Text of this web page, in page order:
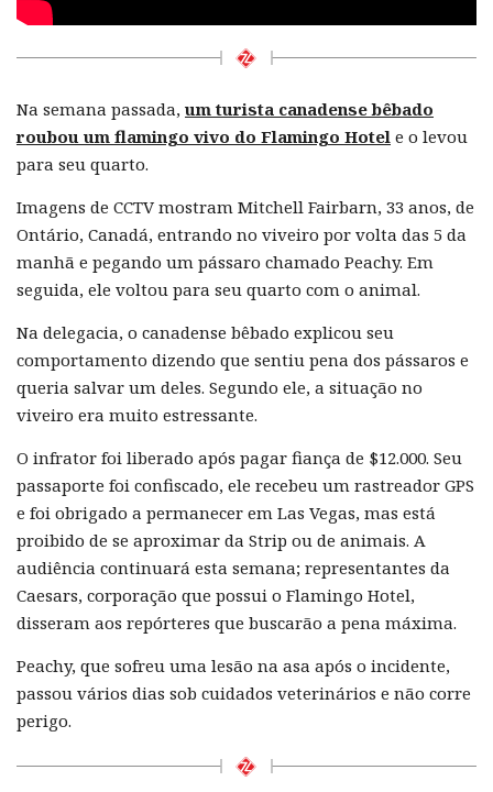
Na semana passada, um turista canadense bêbado
roubou um flamingo vivo do Flamingo Hotel e o levou
para seu quarto.
Imagens de CCTV mostram Mitchell Fairbarn, 33 anos, de
Ontário, Canadá, entrando no viveiro por volta das 5 da
manhã e pegando um pássaro chamado Peachy. Em
seguida, ele voltou para seu quarto com o animal.
Na delegacia, o canadense bêbado explicou seu
comportamento dizendo que sentiu pena dos pássaros e
queria salvar um deles. Segundo ele, a situação no
viveiro era muito estressante.
O infrator foi liberado após pagar fiança de $12.000. Seu
passaporte foi confiscado, ele recebeu um rastreador GPS
e foi obrigado a permanecer em Las Vegas, mas está
proibido de se aproximar da Strip ou de animais. A
audiência continuará esta semana; representantes da
Caesars, corporação que possui o Flamingo Hotel,
disseram aos repórteres que buscarão a pena máxima.
Peachy, que sofreu uma lesão na asa após o incidente,
passou vários dias sob cuidados veterinários e não corre
perigo.